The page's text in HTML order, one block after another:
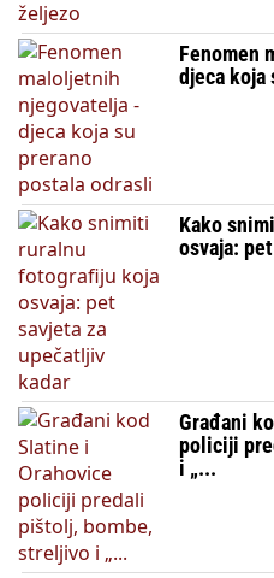
Fenomen
djeca koja
Kako
osvaja:
Građani
policiji
i „...